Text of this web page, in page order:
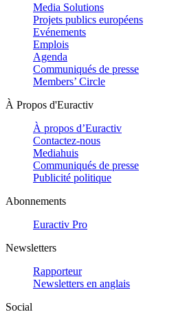
Media Solutions
Projets publics européens
Evénements
Emplois
Agenda
Communiqués de presse
Members’ Circle
À Propos d'Euractiv
À propos d’Euractiv
Contactez-nous
Mediahuis
Communiqués de presse
Publicité politique
Abonnements
Euractiv Pro
Newsletters
Rapporteur
Newsletters en anglais
Social